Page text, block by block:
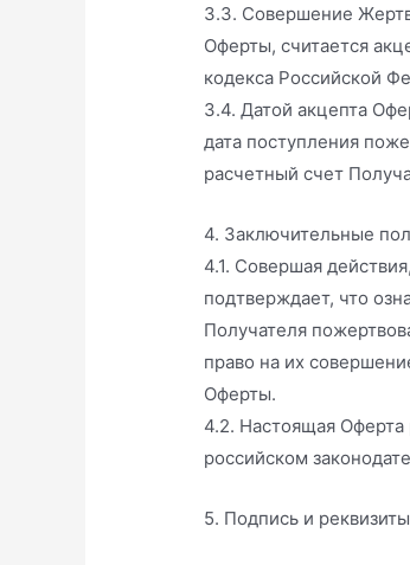
3.3. Совершение
Оферты, считается
кодекса Российской
3.4. Датой акцепта
дата поступления
расчетный счет
4. Заключительные
4.1. Совершая
подтверждает, что
Получателя
право на их
Оферты.
4.2. Настоящая Оферта
российском
5. Подпись и